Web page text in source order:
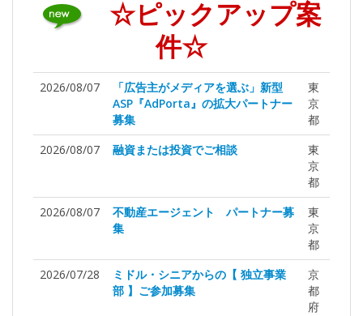
☆ピックアップ案
件☆
2026/08/07
「広告主がメディアを選ぶ」新型
ASP『AdPorta』の拡大パートナー
募集
東
京
都
2026/08/07
融資または投資でご相談
東
京
都
2026/08/07
不動産エージェント パートナー募
集
東
京
都
2026/07/28
ミドル・シニアからの【 独立事業
部 】ご参加募集
京
都
府